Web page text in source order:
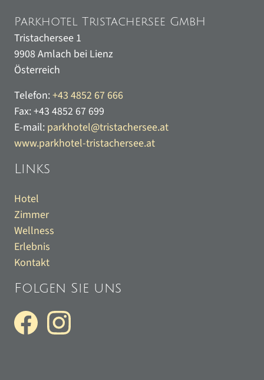
Parkhotel Tristachersee GmbH
Tristachersee 1
9908 Amlach bei Lienz
Österreich
Telefon:+43 4852 67 666
Fax:+43 4852 67 699
E-mail: parkhotel@tristachersee.at
www.parkhotel-tristachersee.at
Links
Hotel
Zimmer
Wellness
Erlebnis
Kontakt
Folgen Sie uns